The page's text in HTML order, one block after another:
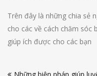
Trên đây là những chia sẻ
cho các về cách chăm sóc
giúp ích được cho các bạn